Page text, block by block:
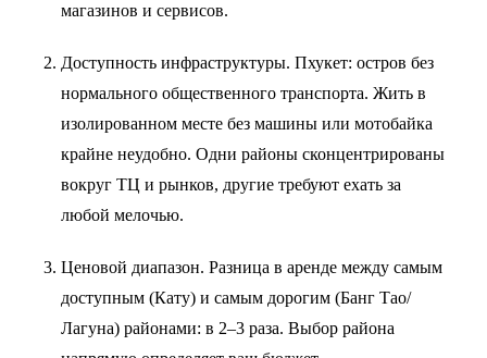
магазинов и сервисов.
Доступность инфраструктуры. Пхукет: остров без
нормального общественного транспорта. Жить в
изолированном месте без машины или мотобайка
крайне неудобно. Одни районы сконцентрированы
вокруг ТЦ и рынков, другие требуют ехать за
любой мелочью.
Ценовой диапазон. Разница в аренде между самым
доступным (Кату) и самым дорогим (Банг Тао/
Лагуна) районами: в 2–3 раза. Выбор района